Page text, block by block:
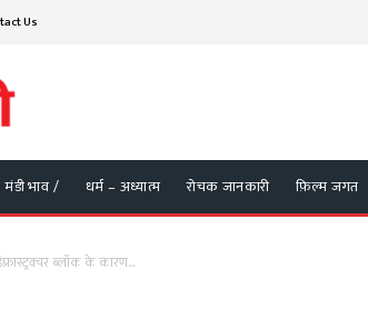
Us
भाव / धर्म – अध्यात्म रोचक जानकारी फ़िल्म जगत
ब्लॉक के कारण...